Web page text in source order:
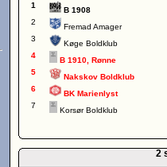
1
B 1908
2
Fremad Amager
3
Køge Boldklub
4
B 1910, Rønne
5
Nakskov Boldklub
6
BK Marienlyst
7
Korsør Boldklub
2